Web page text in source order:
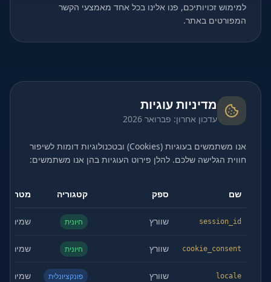
למימוש זכויותיכם, פנו אלינו בכל אחד מאמצעי הקשר
המפורטים באתר.
מדיניות עוגיות
עדכון אחרון: פברואר 2026
אנו משתמשים בעוגיות (Cookies) ובטכנולוגיות דומות לשיפור
חווית הגלישה שלכם. להלן פירוט העוגיות בהן אנו משתמשים:
שם ספק קטגוריה מטרה
session_id שוורץ חיונית שמירת
cookie_consent שוורץ חיונית שמירת
locale שוורץ פונקציונלית שמירת